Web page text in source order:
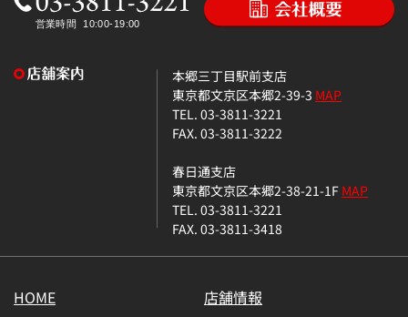
本郷三丁目駅前支店
東京都文京区本郷2-39-3 MAP
TEL. 03-3811-3221
FAX. 03-3811-3222
春日通支店
東京都文京区本郷2-38-21-1FMAP
TEL. 03-3811-3221
FAX. 03-3811-3418
HOME
店舗情報